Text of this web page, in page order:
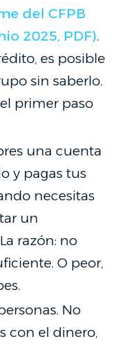
del CFPB
2025, PDF).
es posible
sin saberlo.
primer paso
una cuenta
y pagas tus
necesitas
un
razón: no
O peor,
No
con el dinero,